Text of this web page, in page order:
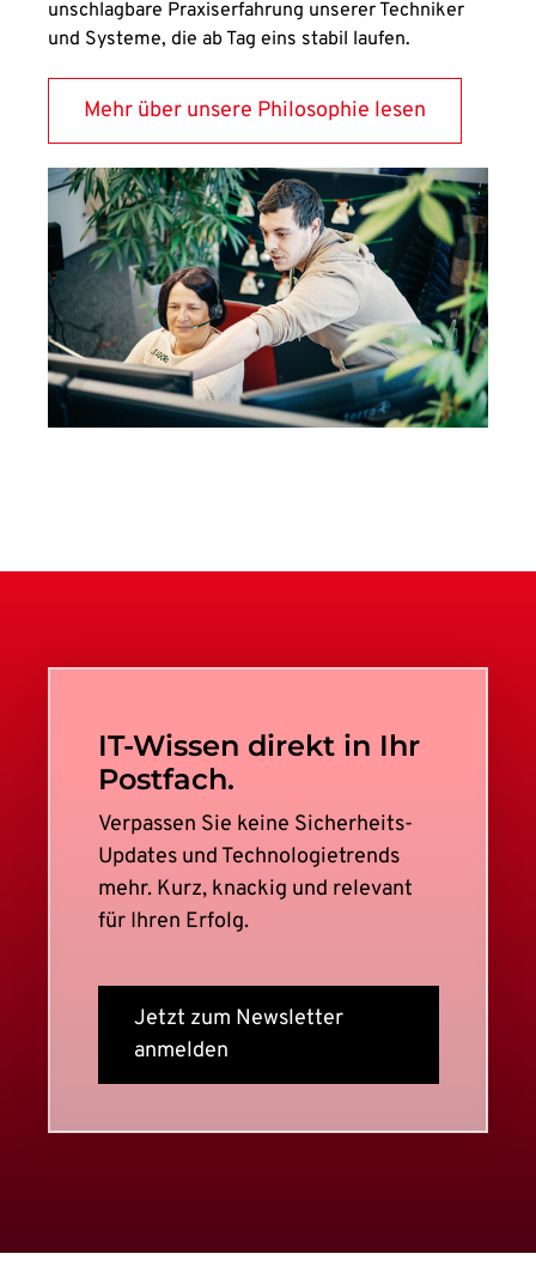
unschlagbare Praxiserfahrung unserer Techniker
und Systeme, die ab Tag eins stabil laufen.
Mehr über unsere Philosophie lesen
IT-Wissen direkt in Ihr
Postfach.
Verpassen Sie keine Sicherheits-
Updates und Technologietrends
mehr. Kurz, knackig und relevant
für Ihren Erfolg.
Jetzt zum Newsletter
anmelden